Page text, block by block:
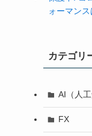
ォーマン
カテゴリ
AI（人工
FX